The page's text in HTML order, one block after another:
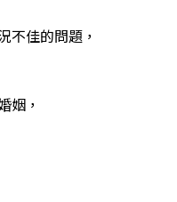
不佳的問題，
姻，